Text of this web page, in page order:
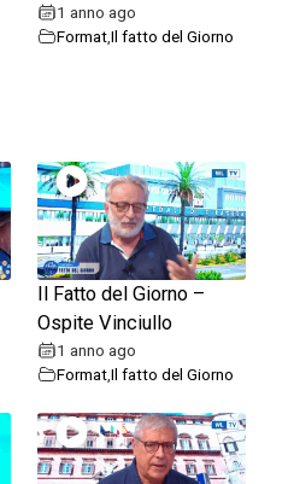
1 anno ago
Format,Il fatto del Giorno
Il Fatto del Giorno –
Ospite Vinciullo
1 anno ago
Format,Il fatto del Giorno